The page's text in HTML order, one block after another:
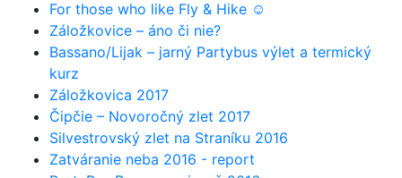
For those who like Fly & Hike ☺
Záložkovice – áno či nie?
Bassano/Lijak – jarný Partybus výlet a termický
kurz
Záložkovica 2017
Čipčie – Novoročný zlet 2017
Silvestrovský zlet na Straníku 2016
Zatváranie neba 2016 - report